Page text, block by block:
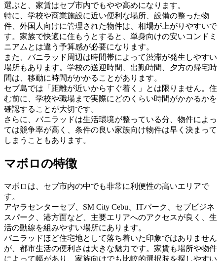
選ぶと、家賃はセブ市内でもやや高めになります。
特に、学校や商業施設に近い便利な場所、設備の整った物
件、外国人向けに管理された物件は、相場が上がりやすいで
す。家族で快適に住もうとすると、単身向けの安いコンドミ
ニアムとは違う予算感が必要になります。
また、バニラッド周辺は時間帯によって渋滞が発生しやすい
場所もあります。学校の送迎時間、出勤時間、夕方の帰宅時
間は、移動に時間がかかることがあります。
セブ島では「距離が近いからすぐ着く」とは限りません。住
む前に、学校や職場まで実際にどのくらい時間がかかるかを
確認することが大切です。
さらに、バニラッドは生活環境が整っている分、物件によっ
ては競争率が高く、条件の良い家族向け物件は早く決まって
しまうこともあります。
マボロの特徴
マボロは、セブ市内の中でも非常に利便性の高いエリアで
す。
アヤラセンターセブ、SM City Cebu、ITパーク、セブビジネ
スパーク、港方面など、主要エリアへのアクセスが良く、生
活の動線を組みやすい場所にあります。
バニラッドほど住宅地として落ち着いた印象ではありません
が、都市生活の便利さは大きな魅力です。家賃も場所や物件
によって幅があり、家族向けでも比較的選択肢を探しやすい